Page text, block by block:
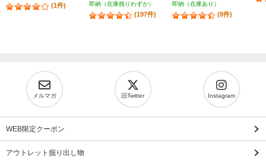
(1件) 即納（在庫残りわずか）
(197件)
即納（在庫あり）
(8件)
メルマガ 旧Twitter Instagram
WEB限定クーポン
アウトレット掘り出し物